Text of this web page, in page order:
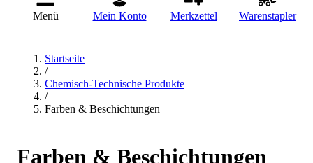
Menü Mein Konto Merkzettel Warenstapler
Startseite
/
Chemisch-Technische Produkte
/
Farben & Beschichtungen
Farben & Beschichtungen